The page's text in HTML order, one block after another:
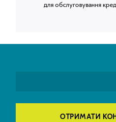
для обслуговування
ОТРИМАТИ